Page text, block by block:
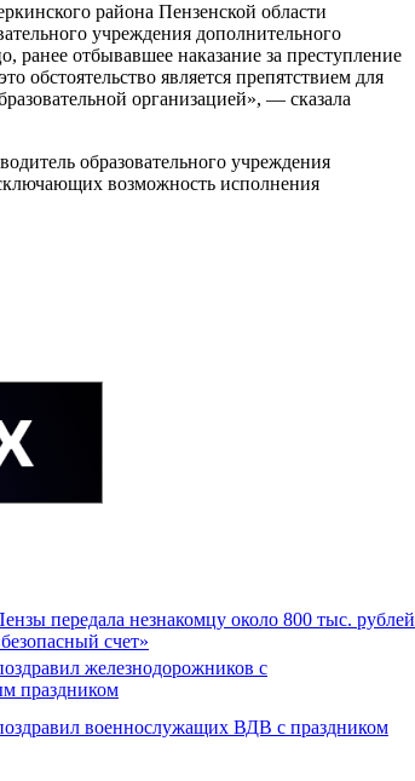
района Пензенской области
учреждения дополнительного
ранее отбывавшее наказание за преступление
обстоятельство является препятствием для
организацией», — сказала
образовательного учреждения
возможность исполнения
передала незнакомцу около 800 тыс. рублей
счет»
железнодорожников с
праздником
военнослужащих ВДВ с праздником